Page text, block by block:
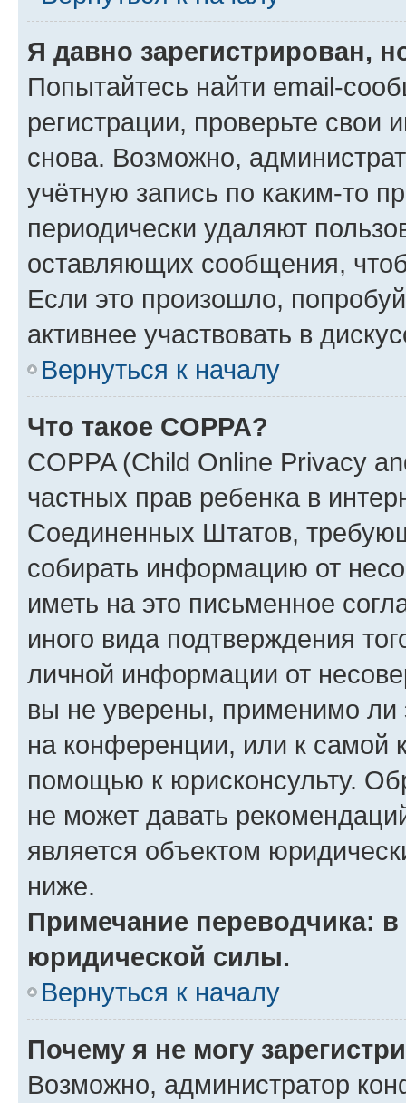
Я давно зарегистрирован,
Попытайтесь найти email-
регистрации, проверьте свои
снова. Возможно,
учётную запись по каким-то
периодически удаляют
оставляющих сообщения,
Если это произошло,
активнее участвовать в
Вернуться к началу
Что такое COPPA?
COPPA (Child Online Privacy
частных прав ребенка в
Соединенных Штатов,
собирать информацию от
иметь на это письменное
иного вида подтверждения
личной информации от
вы не уверены, применимо ли
на конференции, или к самой
помощью к юрисконсульту.
не может давать
является объектом
ниже.
Примечание переводчика:
юридической силы.
Вернуться к началу
Почему я не могу
Возможно, администратор